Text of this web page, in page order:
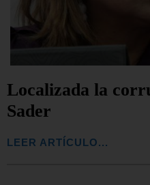
Localizada la
Sader
LEER ARTÍCULO...